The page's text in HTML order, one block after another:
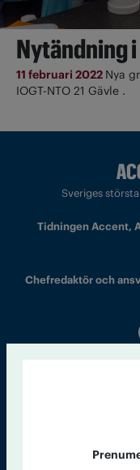
Nytändning
11 februari 2022 Nya
IOGT-NTO 21 Gävle .
Sveriges
Tidningen Accent,
Chefredaktör och
nummer av